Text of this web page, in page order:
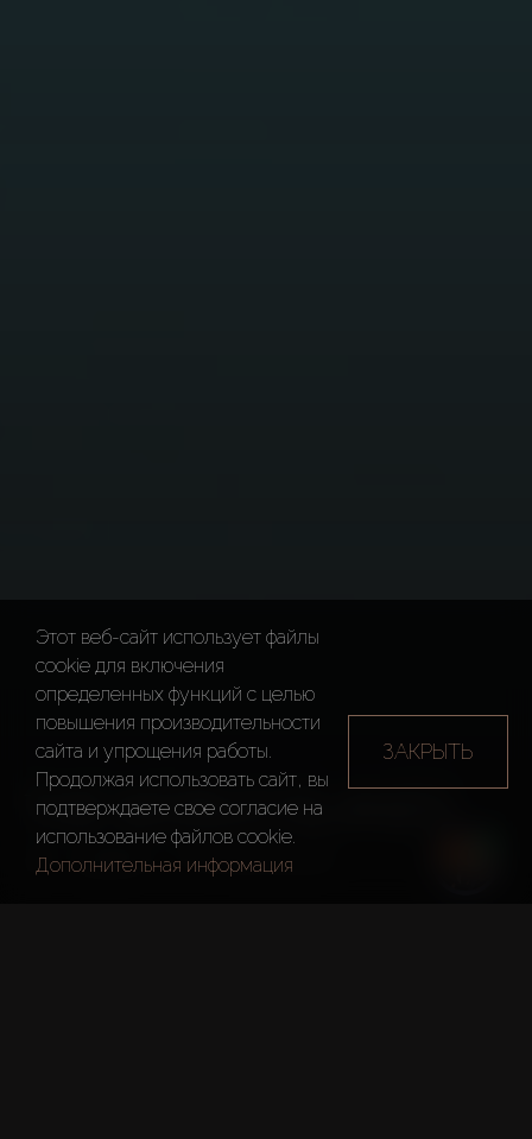
THE WORLD ISLANDS
Дубай The World Islands
Этот веб-сайт использует файлы
cookie для включения
определенных функций c целью
повышения производительности
сайта и упрощения работы.
Продолжая использовать сайт, вы
подтверждаете свое согласие на
использование файлов cookie.
Дополнительная информация
ЗАКРЫТЬ